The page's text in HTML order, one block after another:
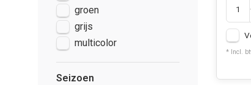
groen
grijs
multicolor
Seizoen
* Incl.